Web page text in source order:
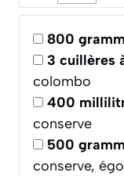
800
3 cuillères
colombo
400
conserve
500
conserve,